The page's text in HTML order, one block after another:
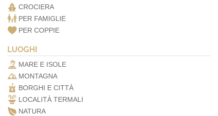
CROCIERA
PER FAMIGLIE
PER COPPIE
LUOGHI
MARE E ISOLE
MONTAGNA
BORGHI E CITTÀ
LOCALITÀ TERMALI
NATURA